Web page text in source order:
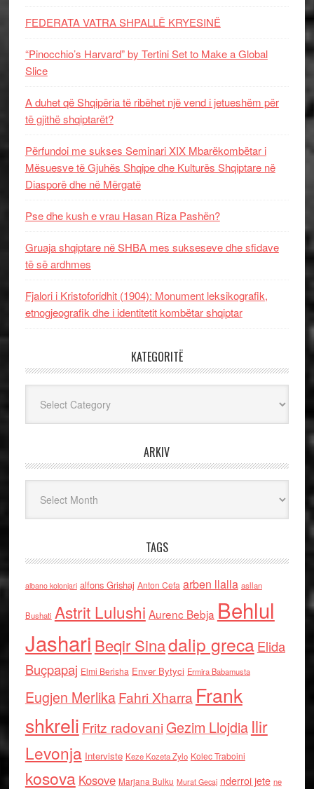
FEDERATA VATRA SHPALLË KRYESINË
“Pinocchio’s Harvard” by Tertini Set to Make a Global
Slice
A duhet që Shqipëria të ribëhet një vend i jetueshëm për
të gjithë shqiptarët?
Përfundoi me sukses Seminari XIX Mbarëkombëtar i
Mësuesve të Gjuhës Shqipe dhe Kulturës Shqiptare në
Diasporë dhe në Mërgatë
Pse dhe kush e vrau Hasan Riza Pashën?
Gruaja shqiptare në SHBA mes sukseseve dhe sfidave
të së ardhmes
Fjalori i Kristoforidhit (1904): Monument leksikografik,
etnogjeografik dhe i identitetit kombëtar shqiptar
KATEGORITË
ARKIV
TAGS
albano kolonjari alfons Grishaj Anton Cefa arben llalla asllan
Bushati Astrit Lulushi Aurenc Bebja Behlul
Jashari Beqir Sinadalip grecaElida
Buçpapaj Elmi Berisha Enver Bytyci Ermira Babamusta
Eugjen MerlikaFahri Xharra Frank
shkreli Fritz radovaniGezim Llojdia Ilir
Levonja Interviste Keze Kozeta Zylo Kolec Traboini
kosova Kosove Marjana Bulku Murat Gecaj nderroi jete ne